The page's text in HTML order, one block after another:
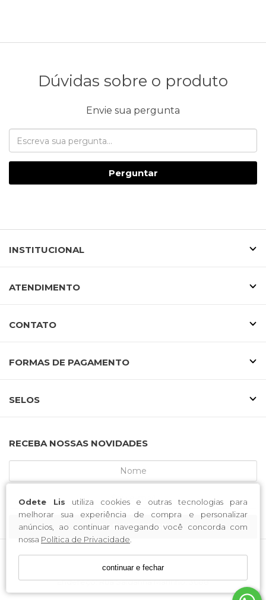
Odete Lis utiliza cookies e outras tecnologias para
melhorar sua experiência de compra e personalizar
anúncios, ao continuar navegando você concorda com
nossa Política de Privacidade
continuar e fechar
Dúvidas sobre o produto
Envie sua pergunta
Perguntar
INSTITUCIONAL
ATENDIMENTO
CONTATO
FORMAS DE PAGAMENTO
SELOS
RECEBA NOSSAS NOVIDADES
CADASTRE-SE
MCA CALCADOS / CNPJ: 52.233.219/0001-34
Endereço: Rua Saldanha Marinho, 3688